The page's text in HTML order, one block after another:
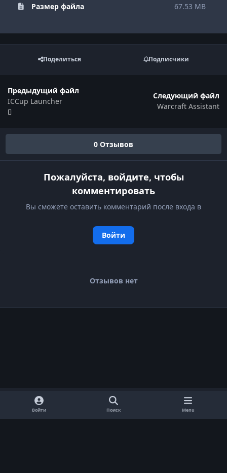
Размер файла 67.53 MB
Поделиться Подписчики
Предыдущий файл
ICCup Launcher
Следующий файл
Warcraft Assistant
0 Отзывов
Пожалуйста, войдите, чтобы
комментировать
Вы сможете оставить комментарий после входа в
Войти
Отзывов нет
Обратная связь Cookie-файлы
Договор оферты
Войти Поиск Menu